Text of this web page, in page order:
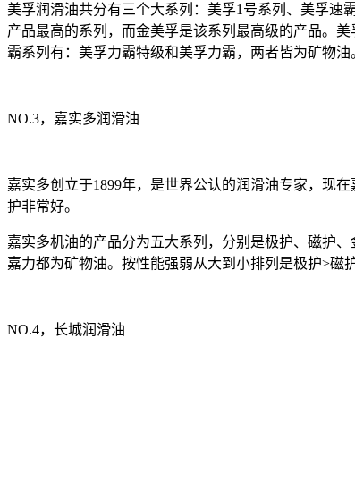
美孚润滑油共分有三个大系列：美孚1号系列、美孚速
产品最高的系列，而金美孚是该系列最高级的产品。
霸系列有：美孚力霸特级和美孚力霸，两者皆为矿物油
NO.3，嘉实多润滑油
嘉实多创立于1899年，是世界公认的润滑油专家，现
护非常好。
嘉实多机油的产品分为五大系列，分别是极护、磁护
嘉力都为矿物油。按性能强弱从大到小排列是极护>磁
NO.4，长城润滑油